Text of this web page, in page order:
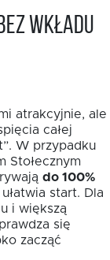
wkładu
atrakcyjnie, ale
całej
W przypadku
Stołecznym
do 100%
start. Dla
i większą
się
zacząć